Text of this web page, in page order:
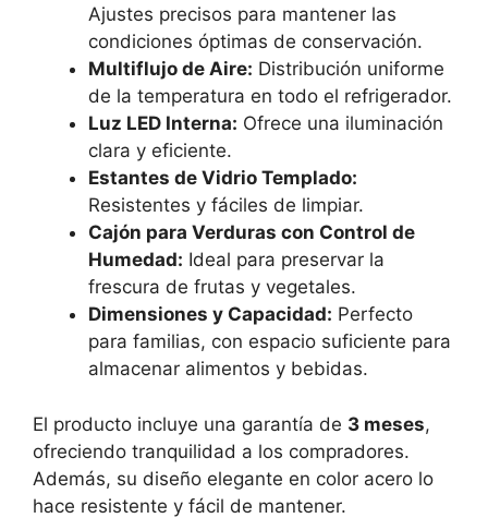
Ajustes precisos para mantener las
condiciones óptimas de conservación.
Multiflujo de Aire: Distribución uniforme
de la temperatura en todo el refrigerador.
Luz LED Interna: Ofrece una iluminación
clara y eficiente.
Estantes de Vidrio Templado:
Resistentes y fáciles de limpiar.
Cajón para Verduras con Control de
Humedad: Ideal para preservar la
frescura de frutas y vegetales.
Dimensiones y Capacidad: Perfecto
para familias, con espacio suficiente para
almacenar alimentos y bebidas.
El producto incluye una garantía de 3 meses,
ofreciendo tranquilidad a los compradores.
Además, su diseño elegante en color acero lo
hace resistente y fácil de mantener.